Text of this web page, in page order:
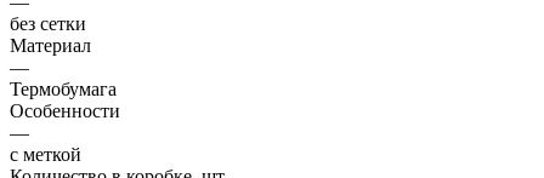
без сетки
Материал
—
Термобумага
Особенности
—
с меткой